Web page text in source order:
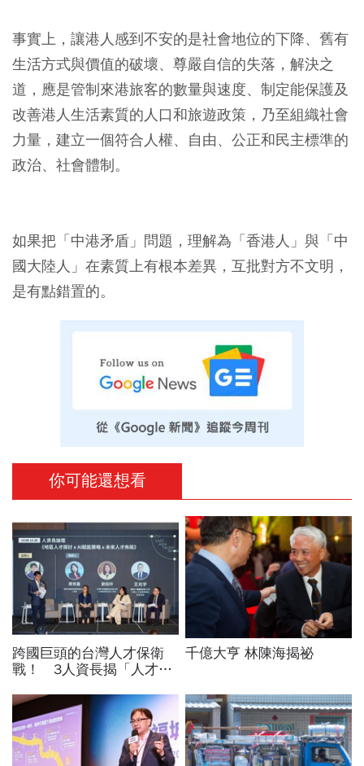
事實上，讓港人感到不安的是社會地位的下降、舊有
生活方式與價值的破壞、尊嚴自信的失落，解決之
道，應是管制來港旅客的數量與速度、制定能保護及
改善港人生活素質的人口和旅遊政策，乃至組織社會
力量，建立一個符合人權、自由、公正和民主標準的
政治、社會體制。
如果把「中港矛盾」問題，理解為「香港人」與「中
國大陸人」在素質上有根本差異，互批對方不文明，
是有點錯置的。
你可能還想看
跨國巨頭的台灣人才保衛
戰！ 3人資長揭「人才永
灣週 系列報導
千億大亨 林陳海揭祕